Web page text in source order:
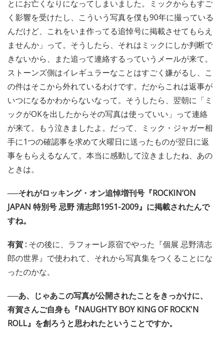
とにお亡くなりになってしまいました。ミックからもすご
く影響を受けたし、こういう写真を僕も90年に撮っている
んだけど、これをいま作ってる追悼号に掲載させてもらえ
ませんか」って。そうしたら、それはミックにしか判断で
きないから、また追って連絡するっていうメールが来て。
ストーンズ側はイレギュラーなことはすごく嫌がるし、こ
の件はそこから外れているわけです。だからこれは返事が
いつになるかわからないなって。そうしたら、翌朝に「ミ
ックがOKを出したからその写真は使っていい」って連絡
が来て。もう泣きましたよ。だって、ミック・ジャガー相
手に1つの確認事を求めて火曜日に送ったものが翌日に返
事をもらえるなんて。本当に感動して泣きましたね、あの
ときは。
──それがロッキング・オン追悼増刊号『ROCKIN’ON
JAPAN 特別号 忌野 清志郎1951-2009』に掲載されたんで
すね。
有賀 : その後に、ラフォーレ原宿でやった『個展 忌野清志
郎の世界』で使われて、それから写真集をつくることにな
ったのかな。
──あ、じゃあこの写真が公開されたことをきっかけに、
有賀さんご自身も『NAUGHTY BOY KING OF ROCK'N
ROLL』を創ろうと思われたということですか。